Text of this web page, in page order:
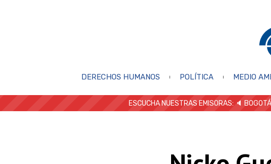
DERECHOS HUMANOS POLÍTICA MEDIO
ESCUCHA NUESTRAS EMISORAS: 🔈